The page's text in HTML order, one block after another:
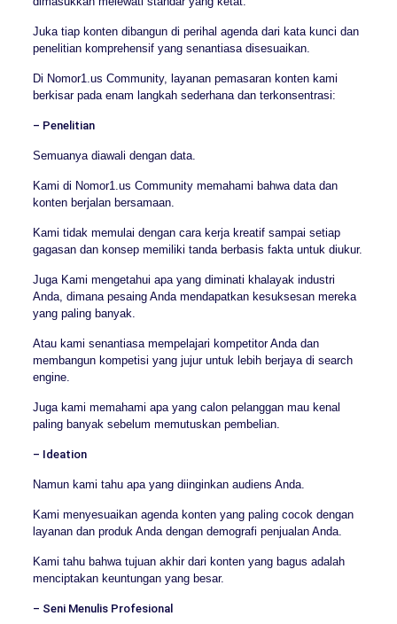
Juka tiap konten dibangun di perihal agenda dari kata kunci dan
penelitian komprehensif yang senantiasa disesuaikan.
Di Nomor1.us Community, layanan pemasaran konten kami
berkisar pada enam langkah sederhana dan terkonsentrasi:
– Penelitian
Semuanya diawali dengan data.
Kami di Nomor1.us Community memahami bahwa data dan
konten berjalan bersamaan.
Kami tidak memulai dengan cara kerja kreatif sampai setiap
gagasan dan konsep memiliki tanda berbasis fakta untuk diukur.
Juga Kami mengetahui apa yang diminati khalayak industri
Anda, dimana pesaing Anda mendapatkan kesuksesan mereka
yang paling banyak.
Atau kami senantiasa mempelajari kompetitor Anda dan
membangun kompetisi yang jujur untuk lebih berjaya di search
engine.
Juga kami memahami apa yang calon pelanggan mau kenal
paling banyak sebelum memutuskan pembelian.
– Ideation
Namun kami tahu apa yang diinginkan audiens Anda.
Kami menyesuaikan agenda konten yang paling cocok dengan
layanan dan produk Anda dengan demografi penjualan Anda.
Kami tahu bahwa tujuan akhir dari konten yang bagus adalah
menciptakan keuntungan yang besar.
– Seni Menulis Profesional